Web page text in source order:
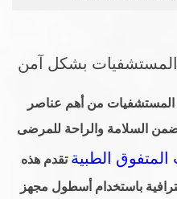
بشكل آمن
من أهم عناصر
السلامة والراحة للمرضى
الطبية تقدم هذه
باستخدام أسطول مجهز